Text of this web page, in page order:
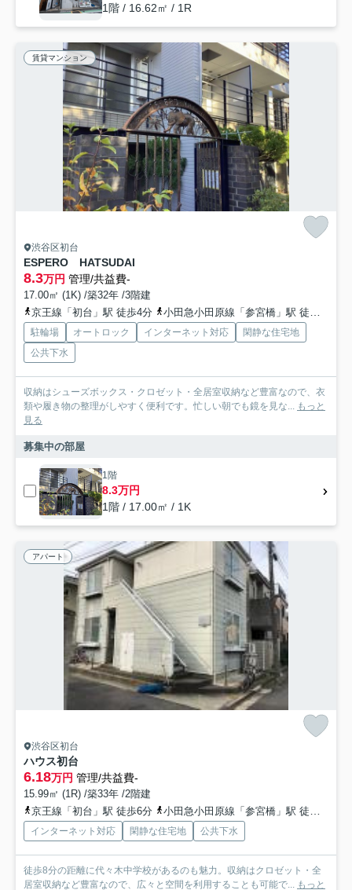
1階 / 16.62㎡ / 1R
賃貸マンション
渋谷区初台
ESPERO HATSUDAI
8.3万円 管理/共益費-
17.00㎡ (1K) /築32年 /3階建
京王線「初台」駅 徒歩4分
小田急小田原線「参宮橋」駅 徒歩9分
駐輪場 オートロック インターネット対応
閑静な住宅地
公共下水
収納はシューズボックス・クロゼット・全居室収納など豊富なので、衣
類や履き物の整理がしやすく便利です。忙しい朝でも鏡を見な...
もっと
見る
募集中の部屋
1階
8.3万円
1階 / 17.00㎡ / 1K
アパート
渋谷区初台
ハウス初台
6.18万円 管理/共益費-
15.99㎡ (1R) /築33年 /2階建
京王線「初台」駅 徒歩6分
小田急小田原線「参宮橋」駅 徒歩10分
インターネット対応 閑静な住宅地 公共下水
徒歩8分の距離に代々木中学校があるのも魅力。収納はクロゼット・全
居室収納など豊富なので、広々と空間を利用することも可能で... もっと